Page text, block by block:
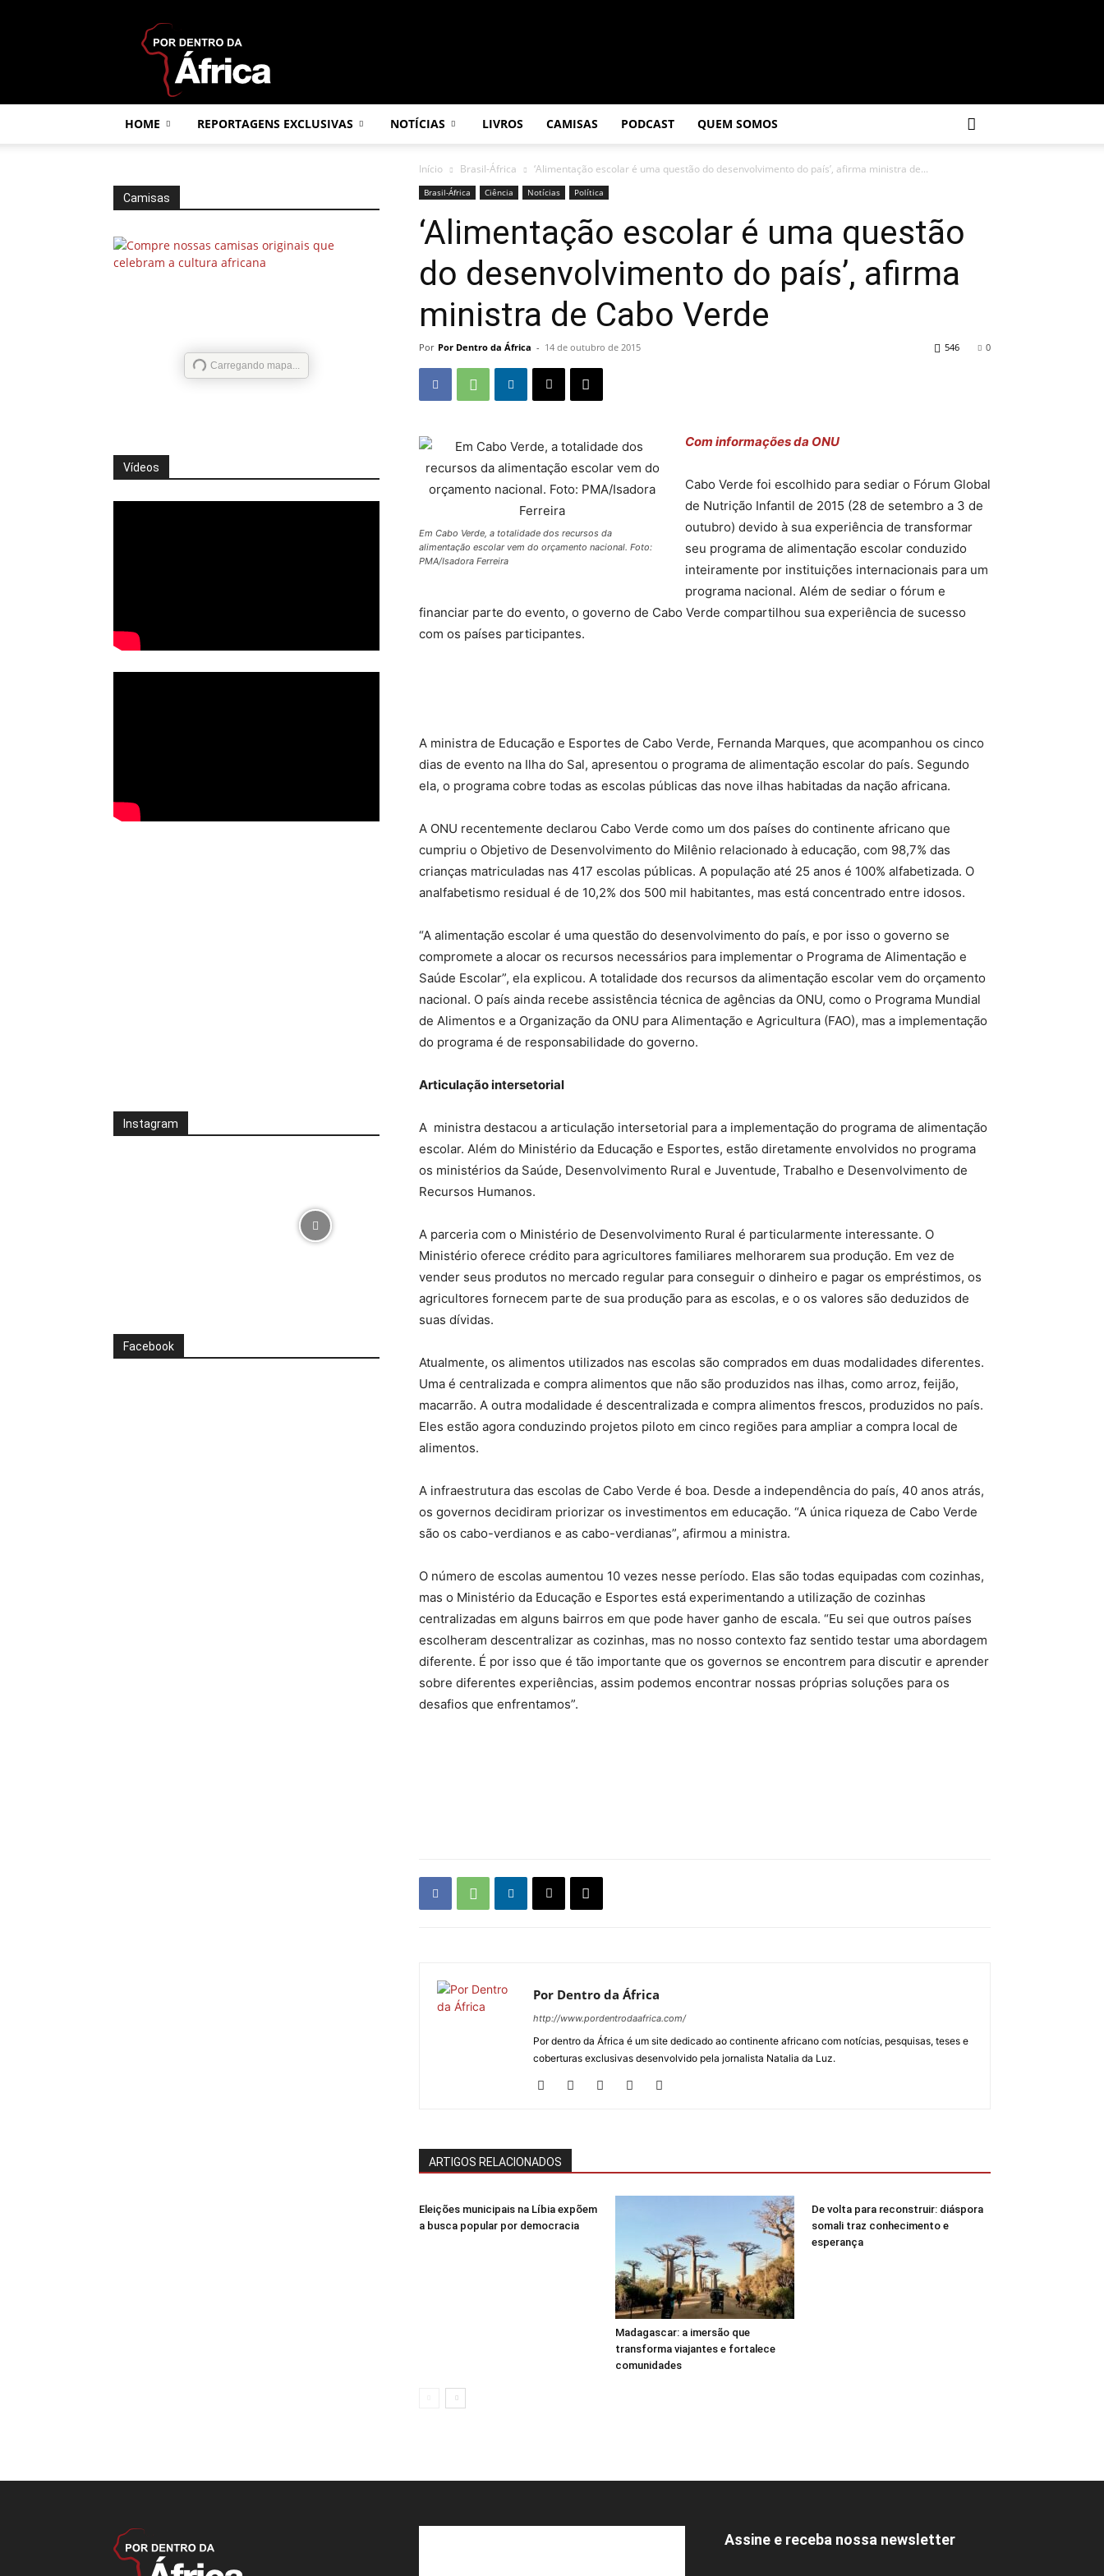
da
África
HOME REPORTAGENS EXCLUSIVAS NOTÍCIAS LIVROS CAMISAS PODCAST QUEM SOMOS
Início Brasil-África ‘Alimentação escolar é uma questão do desenvolvimento do país’, afirma ministra de...
Brasil-África Ciência Notícias Política
‘Alimentação escolar é uma questão
do desenvolvimento do país’, afirma
ministra de Cabo Verde
Por Por Dentro da África - 14 de outubro de 2015 0
546
Em Cabo Verde, a totalidade dos recursos da
alimentação escolar vem do orçamento nacional. Foto:
PMA/Isadora Ferreira
Com informações da ONU
Cabo Verde foi escolhido para sediar o Fórum Global
de Nutrição Infantil de 2015 (28 de setembro a 3 de
outubro) devido à sua experiência de transformar
seu programa de alimentação escolar conduzido
inteiramente por instituições internacionais para um
programa nacional. Além de sediar o fórum e
financiar parte do evento, o governo de Cabo Verde compartilhou sua experiência de sucesso
com os países participantes.
A ministra de Educação e Esportes de Cabo Verde, Fernanda Marques, que acompanhou os cinco
dias de evento na Ilha do Sal, apresentou o programa de alimentação escolar do país. Segundo
ela, o programa cobre todas as escolas públicas das nove ilhas habitadas da nação africana.
A ONU recentemente declarou Cabo Verde como um dos países do continente africano que
cumpriu o Objetivo de Desenvolvimento do Milênio relacionado à educação, com 98,7% das
crianças matriculadas nas 417 escolas públicas. A população até 25 anos é 100% alfabetizada. O
analfabetismo residual é de 10,2% dos 500 mil habitantes, mas está concentrado entre idosos.
“A alimentação escolar é uma questão do desenvolvimento do país, e por isso o governo se
compromete a alocar os recursos necessários para implementar o Programa de Alimentação e
Saúde Escolar”, ela explicou. A totalidade dos recursos da alimentação escolar vem do orçamento
nacional. O país ainda recebe assistência técnica de agências da ONU, como o Programa Mundial
de Alimentos e a Organização da ONU para Alimentação e Agricultura (FAO), mas a implementação
do programa é de responsabilidade do governo.
Articulação intersetorial
A ministra destacou a articulação intersetorial para a implementação do programa de alimentação
escolar. Além do Ministério da Educação e Esportes, estão diretamente envolvidos no programa
os ministérios da Saúde, Desenvolvimento Rural e Juventude, Trabalho e Desenvolvimento de
Recursos Humanos.
A parceria com o Ministério de Desenvolvimento Rural é particularmente interessante. O
Ministério oferece crédito para agricultores familiares melhorarem sua produção. Em vez de
vender seus produtos no mercado regular para conseguir o dinheiro e pagar os empréstimos, os
agricultores fornecem parte de sua produção para as escolas, e o os valores são deduzidos de
suas dívidas.
Atualmente, os alimentos utilizados nas escolas são comprados em duas modalidades diferentes.
Uma é centralizada e compra alimentos que não são produzidos nas ilhas, como arroz, feijão,
macarrão. A outra modalidade é descentralizada e compra alimentos frescos, produzidos no país.
Eles estão agora conduzindo projetos piloto em cinco regiões para ampliar a compra local de
alimentos.
A infraestrutura das escolas de Cabo Verde é boa. Desde a independência do país, 40 anos atrás,
os governos decidiram priorizar os investimentos em educação. “A única riqueza de Cabo Verde
são os cabo-verdianos e as cabo-verdianas”, afirmou a ministra.
O número de escolas aumentou 10 vezes nesse período. Elas são todas equipadas com cozinhas,
mas o Ministério da Educação e Esportes está experimentando a utilização de cozinhas
centralizadas em alguns bairros em que pode haver ganho de escala. “Eu sei que outros países
escolheram descentralizar as cozinhas, mas no nosso contexto faz sentido testar uma abordagem
diferente. É por isso que é tão importante que os governos se encontrem para discutir e aprender
sobre diferentes experiências, assim podemos encontrar nossas próprias soluções para os
desafios que enfrentamos”.
Por Dentro da África
http://www.pordentrodaafrica.com/
Por dentro da África é um site dedicado ao continente africano com notícias, pesquisas, teses e
coberturas exclusivas desenvolvido pela jornalista Natalia da Luz.
ARTIGOS RELACIONADOS
Eleições municipais na Líbia expõem
a busca popular por democracia
Madagascar: a imersão que
transforma viajantes e fortalece
comunidades
De volta para reconstruir: diáspora
somali traz conhecimento e
esperança
Camisas
Carregando mapa...
Vídeos
Instagram
Facebook
Assine e receba nossa newsletter